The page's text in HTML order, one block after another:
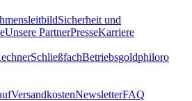
Sicherheit und
Unsere PartnerPresseKarriere
SchließfachBetriebsgoldphiloro
VersandkostenNewsletterFAQ